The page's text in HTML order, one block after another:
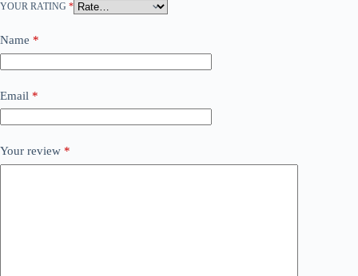
YOUR RATING *
Name *
Email *
Your review *